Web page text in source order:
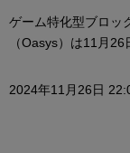
ゲーム特化型ブロッ
（Oasys）は11月
2024年11月26日